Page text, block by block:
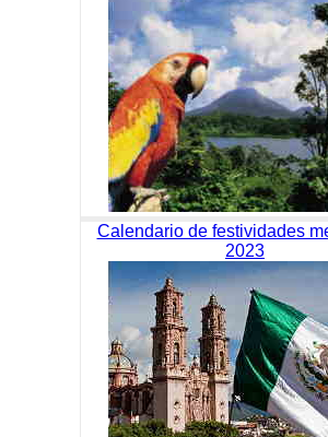
Calendario de festividades
2023